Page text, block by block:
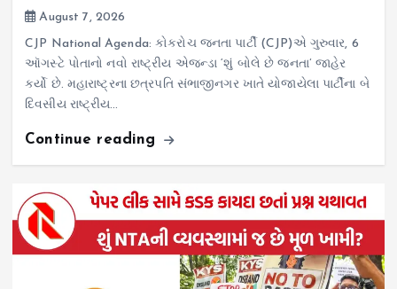
August 7, 2026
CJP National Agenda: કોકરોચ જનતા પાર્ટી (CJP)એ ગુરુવાર, 6
ઑગસ્ટે પોતાનો નવો રાષ્ટ્રીય એજન્ડા ‘શું બોલે છે જનતા’ જાહેર
કર્યો છે. મહારાષ્ટ્રના છત્રપતિ સંભાજીનગર ખાતે યોજાયેલા પાર્ટીના બે
દિવસીય રાષ્ટ્રીય…
Continue reading